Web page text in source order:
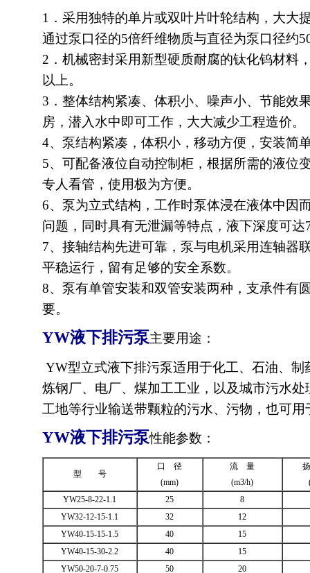
1．采用独特的单片或双叶片叶轮结构，大大
通过泵口径的5倍纤维物质与直径为泵口径约
2．机械密封采用新型硬质耐腐的钛化钨材料
以上。
3．整体结构紧凑、体积小、噪声小、节能效
房，潜入水中即可工作，大大减少工程造价。
4、泵结构紧凑，体积小，移动方便，安装简
5、可配备液位自动控制柜，根据所需的液位
专人看管，使用极为方便。
6、泵为立式结构，工作时泵体浸在液体中因
问题，同时具有无泄漏等特点，液下深度可达
7、接轴结构先进可靠，泵与电机采用连轴器
平稳运行，留有足够的安全系数。
8、泵有单管安装和双管安装两种，支承件有
要。
YW液下排污泵主要用途：
YW型立式液下排污泵适用于化工、石油、
炼钢厂、电厂、煤加工工业，以及城市污水
工地等行业输送带颗粒的污水、污物，也可
YW液下排污泵性能参数：
型 号
口 径
(mm)
流 量
(m3/h)
YW25-8-22-1.1
25
8
YW32-12-15-1.1
32
12
YW40-15-15-1.5
40
15
YW40-15-30-2.2
40
15
YW50-20-7-0.75
50 20